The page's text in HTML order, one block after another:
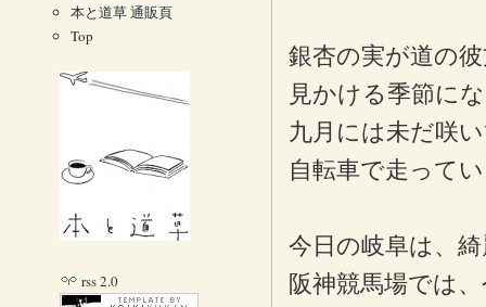
銀杏の実が道の
見かける季節に
九月には未だ咲
自転車で走って
今日の岐阜は、
阪神競馬場では
本と道草 通販頁
Top
rss 2.0